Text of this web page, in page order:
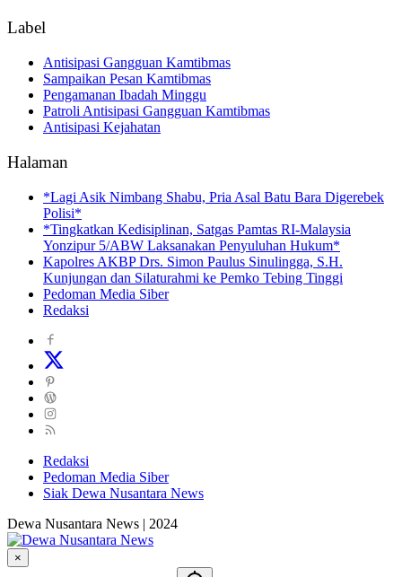
Label
Antisipasi Gangguan Kamtibmas
Sampaikan Pesan Kamtibmas
Pengamanan Ibadah Minggu
Patroli Antisipasi Gangguan Kamtibmas
Antisipasi Kejahatan
Halaman
*Lagi Asik Nimbang Shabu, Pria Asal Batu Bara Digerebek
Polisi*
*Tingkatkan Kedisiplinan, Satgas Pamtas RI-Malaysia
Yonzipur 5/ABW Laksanakan Penyuluhan Hukum*
Kapolres AKBP Drs. Simon Paulus Sinulingga, S.H.
Kunjungan dan Silaturahmi ke Pemko Tebing Tinggi
Pedoman Media Siber
Redaksi
Redaksi
Pedoman Media Siber
Siak Dewa Nusantara News
Dewa Nusantara News | 2024
×